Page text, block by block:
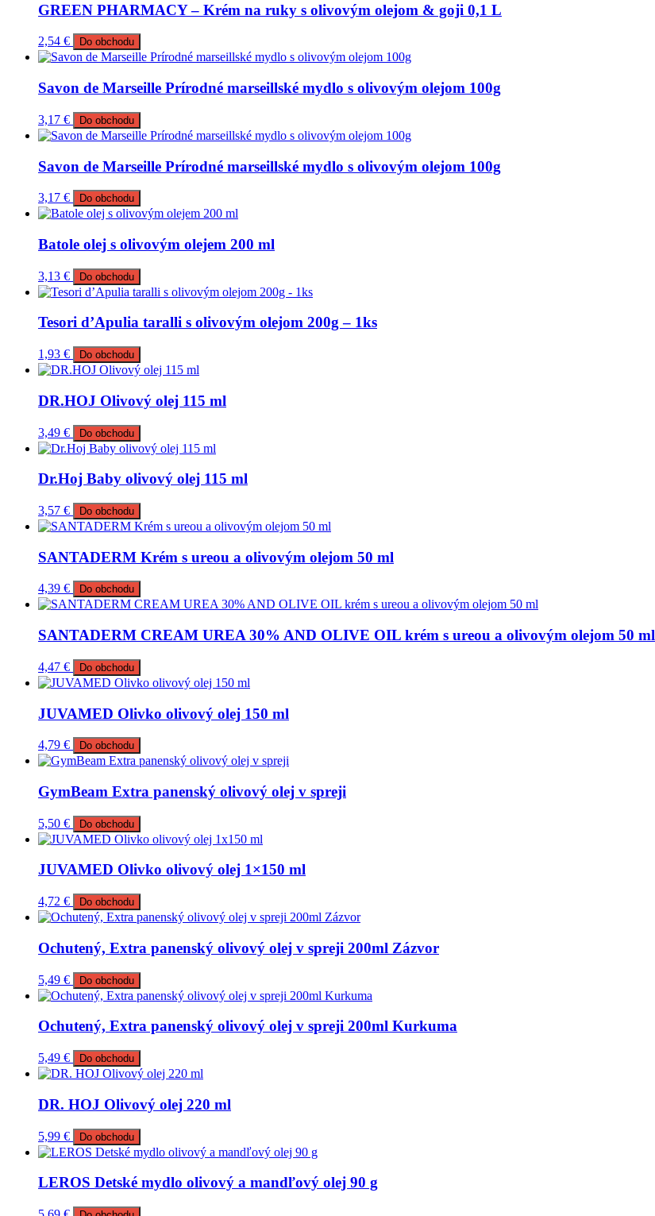
GREEN PHARMACY – Krém na ruky s olivovým olejom & goji 0,1 L
2,54 € Do obchodu
Savon de Marseille Prírodné marseillské mydlo s olivovým olejom 100g
3,17 € Do obchodu
Savon de Marseille Prírodné marseillské mydlo s olivovým olejom 100g
3,17 € Do obchodu
Batole olej s olivovým olejem 200 ml
3,13 € Do obchodu
Tesori d’Apulia taralli s olivovým olejom 200g – 1ks
1,93 € Do obchodu
DR.HOJ Olivový olej 115 ml
3,49 € Do obchodu
Dr.Hoj Baby olivový olej 115 ml
3,57 € Do obchodu
SANTADERM Krém s ureou a olivovým olejom 50 ml
4,39 € Do obchodu
SANTADERM CREAM UREA 30% AND OLIVE OIL krém s ureou a olivovým olejom 50 ml
4,47 € Do obchodu
JUVAMED Olivko olivový olej 150 ml
4,79 € Do obchodu
GymBeam Extra panenský olivový olej v spreji
5,50 € Do obchodu
JUVAMED Olivko olivový olej 1×150 ml
4,72 € Do obchodu
Ochutený, Extra panenský olivový olej v spreji 200ml Zázvor
5,49 € Do obchodu
Ochutený, Extra panenský olivový olej v spreji 200ml Kurkuma
5,49 € Do obchodu
DR. HOJ Olivový olej 220 ml
5,99 € Do obchodu
LEROS Detské mydlo olivový a mandľový olej 90 g